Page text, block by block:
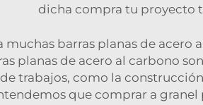
dicha compra tu proyecto
barras planas de
planas de acero al carbono
trabajos, como la
que comprar a